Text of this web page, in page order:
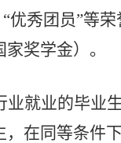
“优秀团员”等荣
奖学金）。
业就业的毕业生
在同等条件下